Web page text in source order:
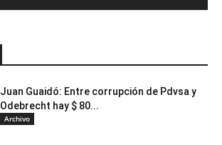
Juan Guaidó: Entre corrupción de Pdvsa y
Odebrecht hay $ 80...
Archivo